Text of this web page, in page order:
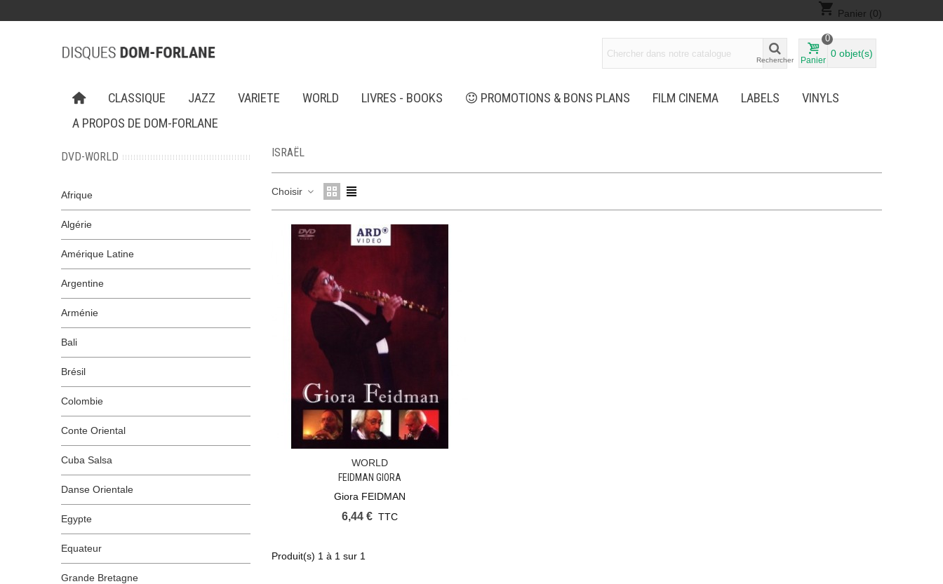
shopping_cart Panier (0)
Rechercher Panier
0
0 objet(s)
CLASSIQUE JAZZ VARIETE WORLD LIVRES - BOOKS PROMOTIONS & BONS PLANS FILM CINEMA LABELS
VINYLS
A PROPOS DE DOM-FORLANE
DVD-WORLD
Afrique
Algérie
Amérique Latine
Argentine
Arménie
Bali
Brésil
Colombie
Conte Oriental
Cuba Salsa
Danse Orientale
Egypte
Equateur
Grande Bretagne
ISRAËL
Choisir
Ajouter Au Panier
WORLD
FEIDMAN GIORA
Giora FEIDMAN
6,44 € TTC
Produit(s) 1 à 1 sur 1